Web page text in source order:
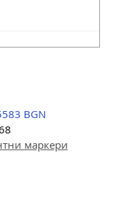
BGN
маркери